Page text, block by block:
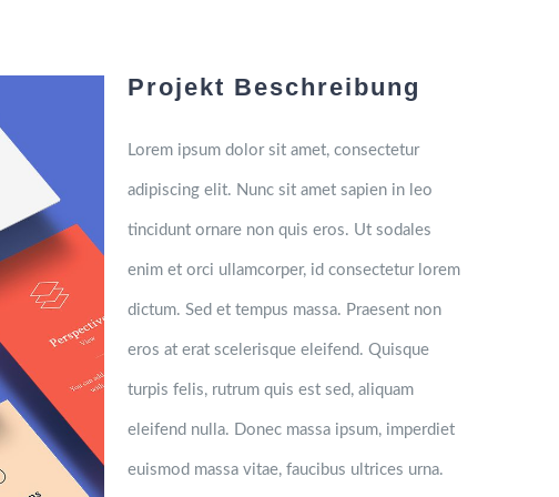
Projekt Beschreibung
Lorem ipsum dolor sit amet, consectetur
adipiscing elit. Nunc sit amet sapien in leo
tincidunt ornare non quis eros. Ut sodales
enim et orci ullamcorper, id consectetur lorem
dictum. Sed et tempus massa. Praesent non
eros at erat scelerisque eleifend. Quisque
turpis felis, rutrum quis est sed, aliquam
eleifend nulla. Donec massa ipsum, imperdiet
euismod massa vitae, faucibus ultrices urna.